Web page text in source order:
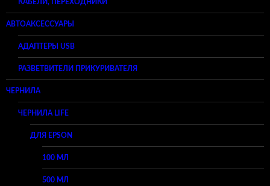
КАБЕЛИ, ПЕРЕХОДНИКИ
АВТОАКСЕССУАРЫ
АДАПТЕРЫ USB
РАЗВЕТВИТЕЛИ ПРИКУРИВАТЕЛЯ
ЧЕРНИЛА
ЧЕРНИЛА LIFE
ДЛЯ EPSON
100 МЛ
500 МЛ